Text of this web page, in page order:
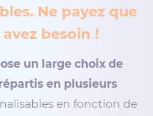
Ne payez que
besoin !
un large choix de
en plusieurs
en fonction de